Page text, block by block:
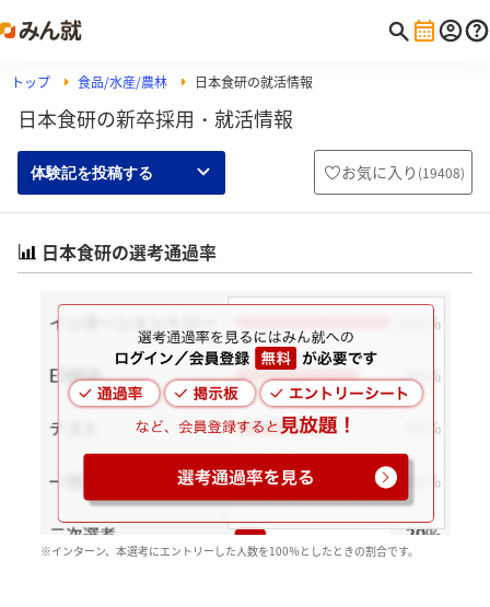
トップ 食品/水産/農林 日本食研の就活情報
日本食研の新卒採用・就活情報
体験記を投稿する お気に入り (19408)
日本食研の選考通過率
※インターン、本選考にエントリーした人数を100％としたときの割合です。